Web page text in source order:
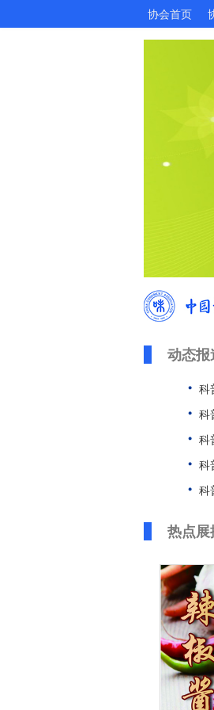
协会首页
动态报
科
科
科
科
科
热点展